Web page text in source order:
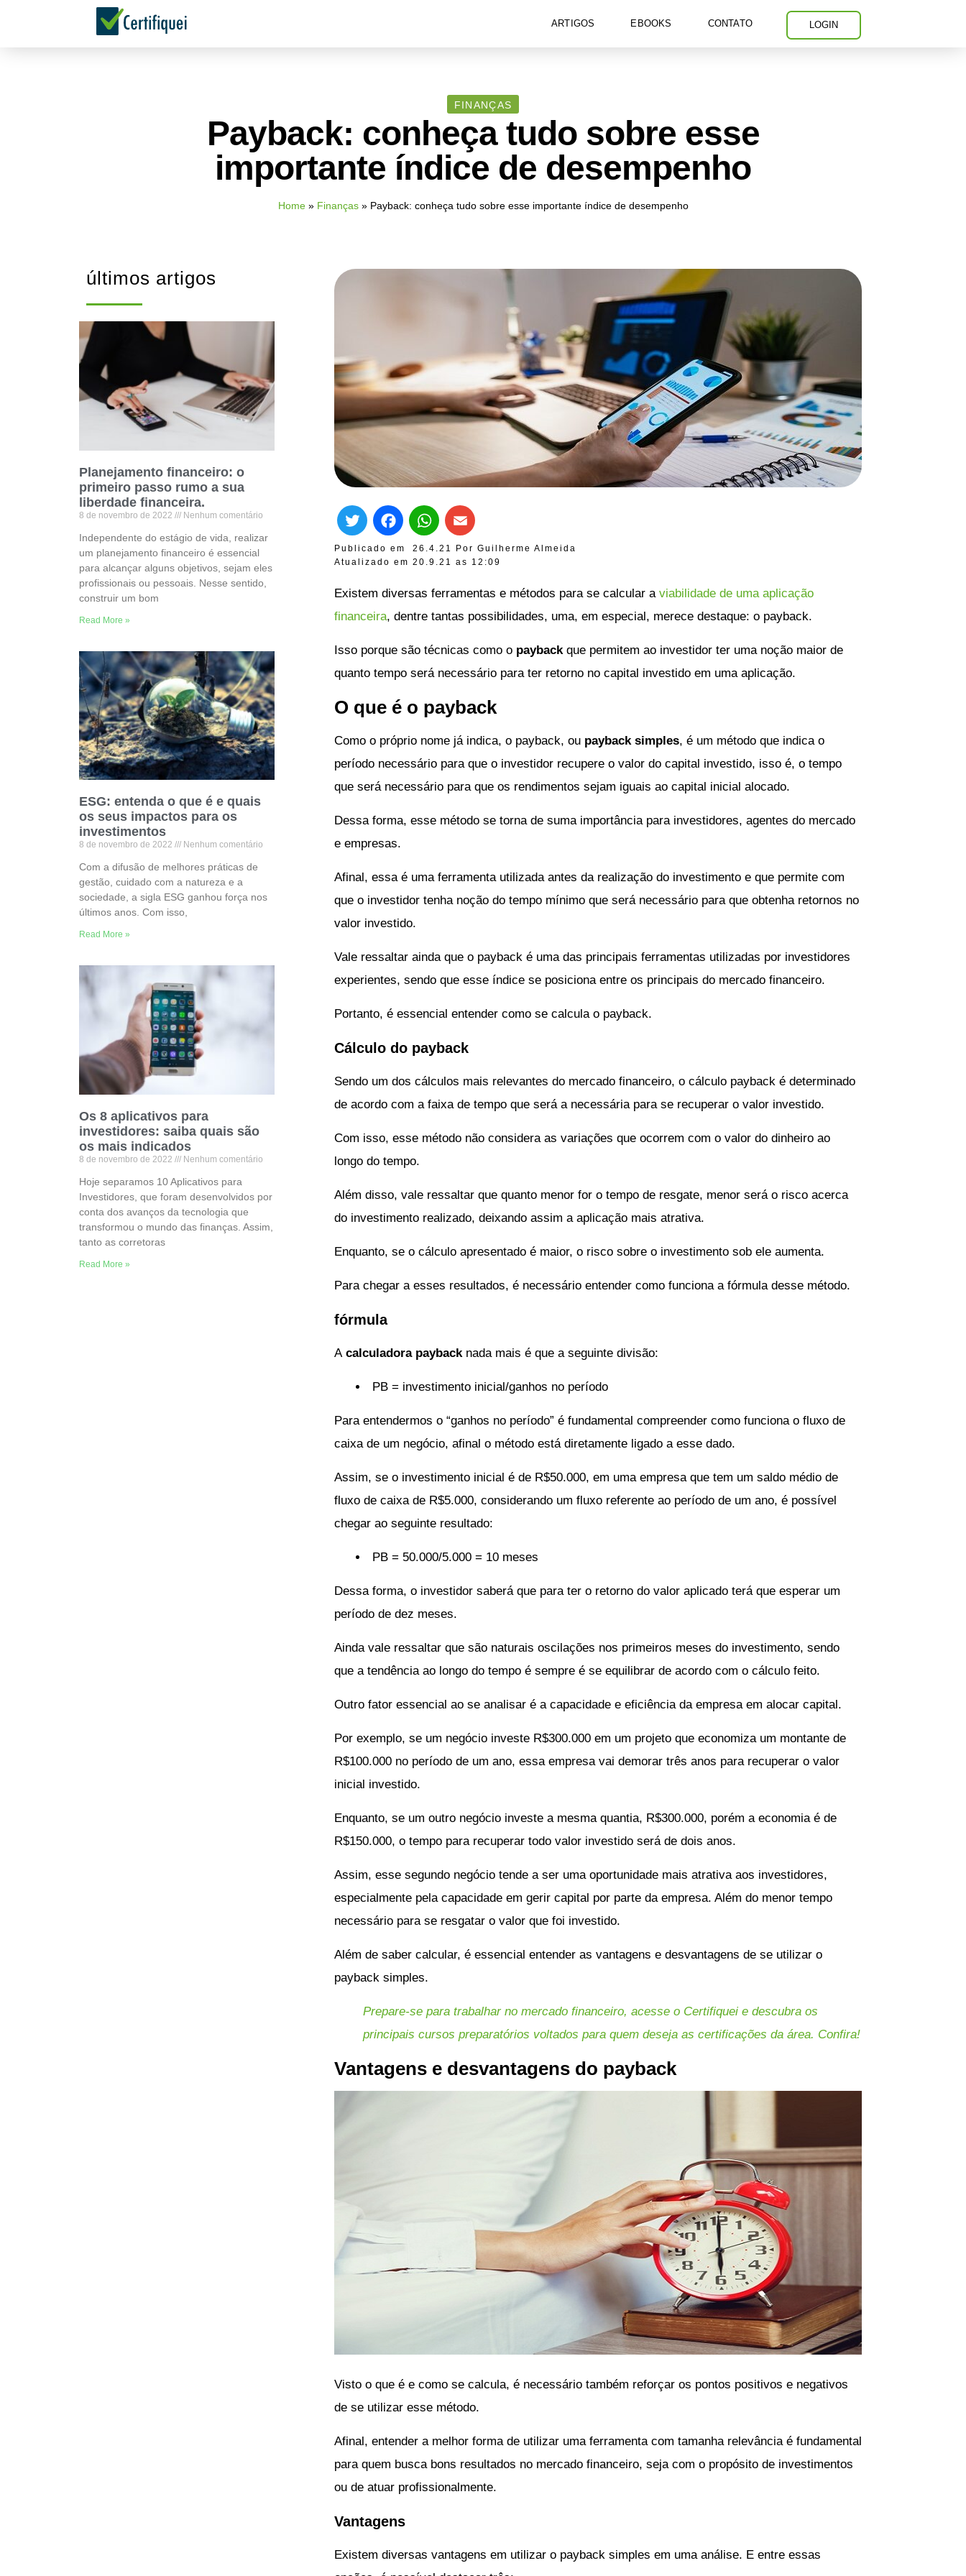
ARTIGOS EBOOKS CONTATO LOGIN
FINANÇAS
Payback: conheça tudo sobre esse
importante índice de desempenho
Home» Finanças» Payback: conheça tudo sobre esse importante índice de desempenho
últimos artigos
Planejamento financeiro: o
primeiro passo rumo a sua
liberdade financeira.
8 de novembro de 2022 Nenhum comentário
Independente do estágio de vida, realizar
um planejamento financeiro é essencial
para alcançar alguns objetivos, sejam eles
profissionais ou pessoais. Nesse sentido,
construir um bom
Read More »
ESG: entenda o que é e quais
os seus impactos para os
investimentos
8 de novembro de 2022 Nenhum comentário
Com a difusão de melhores práticas de
gestão, cuidado com a natureza e a
sociedade, a sigla ESG ganhou força nos
últimos anos. Com isso,
Read More »
Os 8 aplicativos para
investidores: saiba quais são
os mais indicados
8 de novembro de 2022 Nenhum comentário
Hoje separamos 10 Aplicativos para
Investidores, que foram desenvolvidos por
conta dos avanços da tecnologia que
transformou o mundo das finanças. Assim,
tanto as corretoras
Read More »
Publicado em 26.4.21 Por Guilherme Almeida
Atualizado em 20.9.21 as 12:09
TwitterFacebook
WhatsApp
Existem diversas ferramentas e métodos para se calcular a viabilidade de uma aplicação
financeira, dentre tantas possibilidades, uma, em especial, merece destaque: o payback.
Isso porque são técnicas como o payback que permitem ao investidor ter uma noção maior de
quanto tempo será necessário para ter retorno no capital investido em uma aplicação.
O que é o payback
Como o próprio nome já indica, o payback, ou payback simples, é um método que indica o
período necessário para que o investidor recupere o valor do capital investido, isso é, o tempo
que será necessário para que os rendimentos sejam iguais ao capital inicial alocado.
Dessa forma, esse método se torna de suma importância para investidores, agentes do mercado
e empresas.
Afinal, essa é uma ferramenta utilizada antes da realização do investimento e que permite com
que o investidor tenha noção do tempo mínimo que será necessário para que obtenha retornos no
valor investido.
Vale ressaltar ainda que o payback é uma das principais ferramentas utilizadas por investidores
experientes, sendo que esse índice se posiciona entre os principais do mercado financeiro.
Portanto, é essencial entender como se calcula o payback.
Cálculo do payback
Sendo um dos cálculos mais relevantes do mercado financeiro, o cálculo payback é determinado
de acordo com a faixa de tempo que será a necessária para se recuperar o valor investido.
Com isso, esse método não considera as variações que ocorrem com o valor do dinheiro ao
longo do tempo.
Além disso, vale ressaltar que quanto menor for o tempo de resgate, menor será o risco acerca
do investimento realizado, deixando assim a aplicação mais atrativa.
Enquanto, se o cálculo apresentado é maior, o risco sobre o investimento sob ele aumenta.
Para chegar a esses resultados, é necessário entender como funciona a fórmula desse método.
fórmula
A calculadora payback nada mais é que a seguinte divisão:
PB = investimento inicial/ganhos no período
Para entendermos o “ganhos no período” é fundamental compreender como funciona o fluxo de
caixa de um negócio, afinal o método está diretamente ligado a esse dado.
Assim, se o investimento inicial é de R$50.000, em uma empresa que tem um saldo médio de
fluxo de caixa de R$5.000, considerando um fluxo referente ao período de um ano, é possível
chegar ao seguinte resultado:
PB = 50.000/5.000 = 10 meses
Dessa forma, o investidor saberá que para ter o retorno do valor aplicado terá que esperar um
período de dez meses.
Ainda vale ressaltar que são naturais oscilações nos primeiros meses do investimento, sendo
que a tendência ao longo do tempo é sempre é se equilibrar de acordo com o cálculo feito.
Outro fator essencial ao se analisar é a capacidade e eficiência da empresa em alocar capital.
Por exemplo, se um negócio investe R$300.000 em um projeto que economiza um montante de
R$100.000 no período de um ano, essa empresa vai demorar três anos para recuperar o valor
inicial investido.
Enquanto, se um outro negócio investe a mesma quantia, R$300.000, porém a economia é de
R$150.000, o tempo para recuperar todo valor investido será de dois anos.
Assim, esse segundo negócio tende a ser uma oportunidade mais atrativa aos investidores,
especialmente pela capacidade em gerir capital por parte da empresa. Além do menor tempo
necessário para se resgatar o valor que foi investido.
Além de saber calcular, é essencial entender as vantagens e desvantagens de se utilizar o
payback simples.
Prepare-se para trabalhar no mercado financeiro, acesse o Certifiquei e descubra os
principais cursos preparatórios voltados para quem deseja as certificações da área. Confira!
Vantagens e desvantagens do payback
Visto o que é e como se calcula, é necessário também reforçar os pontos positivos e negativos
de se utilizar esse método.
Afinal, entender a melhor forma de utilizar uma ferramenta com tamanha relevância é fundamental
para quem busca bons resultados no mercado financeiro, seja com o propósito de investimentos
ou de atuar profissionalmente.
Vantagens
Existem diversas vantagens em utilizar o payback simples em uma análise. E entre essas